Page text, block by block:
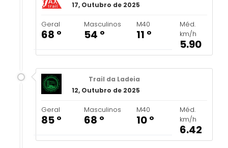
17, Outubro de 2025
Geral
68 º
Masculinos
54 º
M40
11 º
Méd.
km/h
5.90
Trail da Ladeia
12, Outubro de 2025
Geral
85 º
Masculinos
68 º
M40
10 º
Méd.
km/h
6.42